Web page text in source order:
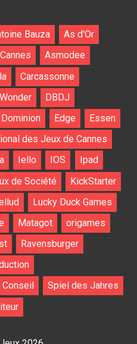
Bauza
As d'Or
Asmodee
Carcassonne
DBDJ
Dominion Edge
Essen
des Jeux de Cannes
Iello IOS
Ipad
de Société
KickStarter
Lucky Duck Games
Matagot
origames
Ravensburger
Spiel des Jahres